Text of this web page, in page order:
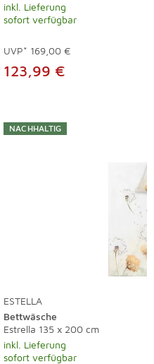
inkl. Lieferung
sofort verfügbar
UVP* 169,00 €
123,99 €
NACHHALTIG
ESTELLA
Bettwäsche
Estrella 135 x 200 cm
inkl. Lieferung
sofort verfügbar